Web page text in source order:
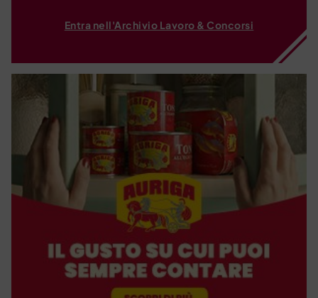
Entra nell'Archivio Lavoro & Concorsi